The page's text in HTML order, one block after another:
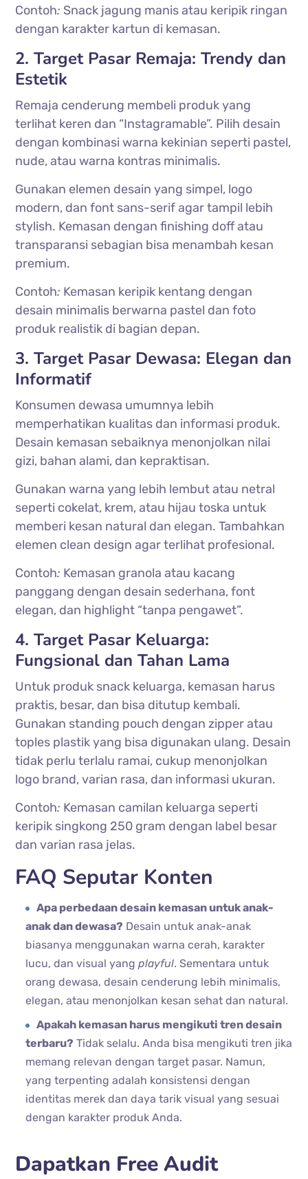
Contoh: Snack jagung manis atau keripik ringan
dengan karakter kartun di kemasan.
2. Target Pasar Remaja: Trendy dan
Estetik
Remaja cenderung membeli produk yang
terlihat keren dan “Instagramable”. Pilih desain
dengan kombinasi warna kekinian seperti pastel,
nude, atau warna kontras minimalis.
Gunakan elemen desain yang simpel, logo
modern, dan font sans-serif agar tampil lebih
stylish. Kemasan dengan finishing doff atau
transparansi sebagian bisa menambah kesan
premium.
Contoh: Kemasan keripik kentang dengan
desain minimalis berwarna pastel dan foto
produk realistik di bagian depan.
3. Target Pasar Dewasa: Elegan dan
Informatif
Konsumen dewasa umumnya lebih
memperhatikan kualitas dan informasi produk.
Desain kemasan sebaiknya menonjolkan nilai
gizi, bahan alami, dan kepraktisan.
Gunakan warna yang lebih lembut atau netral
seperti cokelat, krem, atau hijau toska untuk
memberi kesan natural dan elegan. Tambahkan
elemen clean design agar terlihat profesional.
Contoh: Kemasan granola atau kacang
panggang dengan desain sederhana, font
elegan, dan highlight “tanpa pengawet”.
4. Target Pasar Keluarga:
Fungsional dan Tahan Lama
Untuk produk snack keluarga, kemasan harus
praktis, besar, dan bisa ditutup kembali.
Gunakan standing pouch dengan zipper atau
toples plastik yang bisa digunakan ulang. Desain
tidak perlu terlalu ramai, cukup menonjolkan
logo brand, varian rasa, dan informasi ukuran.
Contoh: Kemasan camilan keluarga seperti
keripik singkong 250 gram dengan label besar
dan varian rasa jelas.
FAQ Seputar Konten
Apa perbedaan desain kemasan untuk anak-
anak dan dewasa? Desain untuk anak-anak
biasanya menggunakan warna cerah, karakter
lucu, dan visual yangplayful. Sementara untuk
orang dewasa, desain cenderung lebih minimalis,
elegan, atau menonjolkan kesan sehat dan natural.
Apakah kemasan harus mengikuti tren desain
terbaru? Tidak selalu. Anda bisa mengikuti tren jika
memang relevan dengan target pasar. Namun,
yang terpenting adalah konsistensi dengan
identitas merek dan daya tarik visual yang sesuai
dengan karakter produk Anda.
Dapatkan Free Audit